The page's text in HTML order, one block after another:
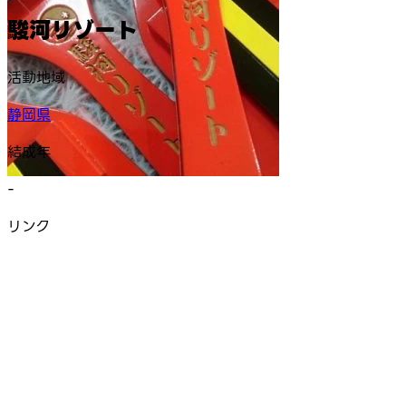
駿河リゾート
活動地域
静岡県
結成年
-
リンク